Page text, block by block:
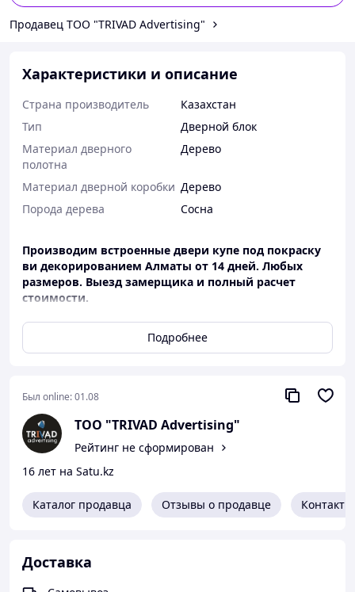
Продавец ТОО "TRIVAD Advertising"
Характеристики и описание
Страна производитель
Казахстан
Тип
Дверной блок
Материал дверного
полотна
Дерево
Материал дверной коробки Дерево
Порода дерева
Сосна
Производим встроенные двери купе под покраску
ви декорированием Алматы от 14 дней. Любых
размеров. Выезд замерщика и полный расчет
стоимости.
В комплект входит:
Ценовая политика и размеры:
Стоимость расчитывается индивидуально.
Сроки производства:
профиль.
Подробнее
Был online:01.08
ТОО "TRIVAD Advertising"
Рейтинг не сформирован
16 лет на Satu.kz
Каталог продавца Отзывы о продавце Контакты
Доставка